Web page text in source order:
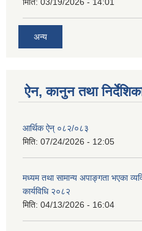
मिति: 03/19/2026 - 14:01
अन्य
ऐन, कानुन तथा
आर्थिक ऐन् ०८२/०८३
मिति: 07/24/2026 - 12:05
मध्यम तथा सामान्य अपाङ्गता भएका
कार्यविधि २०८२
मिति: 04/13/2026 - 16:04